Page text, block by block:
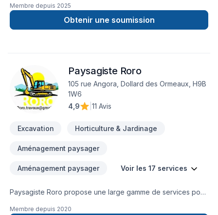
fissure, margelles, station de pompage et plus encore.
Membre depuis 2025
Obtenir une soumission
Paysagiste Roro
105 rue Angora, Dollard des Ormeaux, H9B
1W6
4,9
11 Avis
Excavation Horticulture & Jardinage
Aménagement paysager
Aménagement paysager Voir les 17 services
Paysagiste Roro propose une large gamme de services pour
extérieurs. Nous sommes spécialisés dans l'encadrement de
Membre depuis 2020